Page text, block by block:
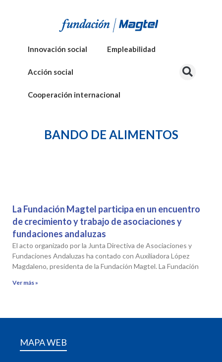
Innovación social Empleabilidad
Acción social
Cooperación internacional
BANDO DE ALIMENTOS
La Fundación Magtel participa en un encuentro
de crecimiento y trabajo de asociaciones y
fundaciones andaluzas
El acto organizado por la Junta Directiva de Asociaciones y
Fundaciones Andaluzas ha contado con Auxiliadora López
Magdaleno, presidenta de la Fundación Magtel. La Fundación
Ver más »
MAPA WEB